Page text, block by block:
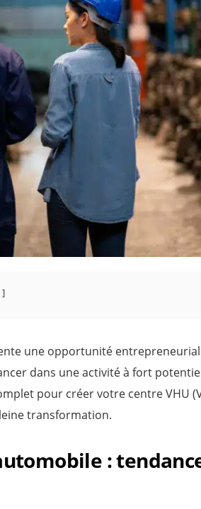
une opportunité
dans une activité à fort
pour créer votre centre VHU
transformation.
: